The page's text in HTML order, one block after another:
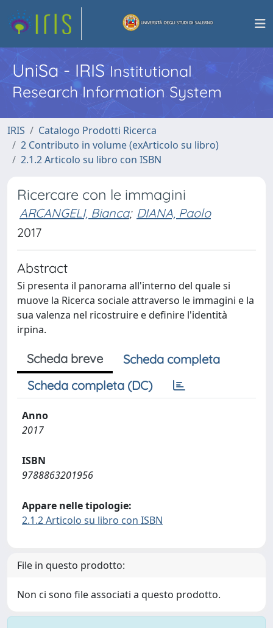
UniSa - IRISInstitutional
Research Information System
IRIS
Catalogo Prodotti Ricerca
2 Contributo in volume (exArticolo su libro)
2.1.2 Articolo su libro con ISBN
Ricercare con le immagini
ARCANGELI, Bianca; DIANA, Paolo
2017
Abstract
Si presenta il panorama all'interno del quale si
muove la Ricerca sociale attraverso le immagini e la
sua valenza nel ricostruire e definire l'identità
irpina.
Scheda breve
Scheda completa
Scheda completa (DC)
Anno
2017
ISBN
9788863201956
Appare nelle tipologie:
2.1.2 Articolo su libro con ISBN
File in questo prodotto:
Non ci sono file associati a questo prodotto.